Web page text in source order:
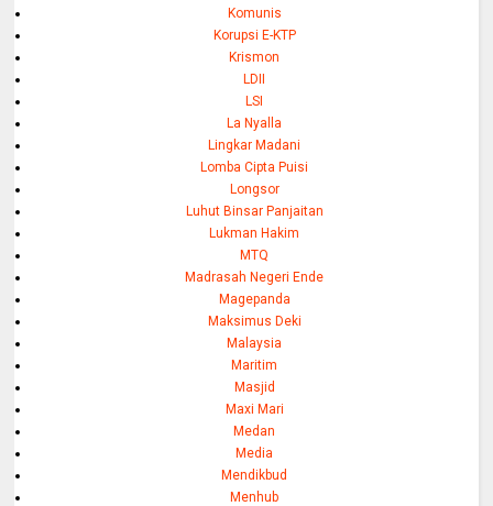
Komunis
Korupsi E-KTP
Krismon
LDII
LSI
La Nyalla
Lingkar Madani
Lomba Cipta Puisi
Longsor
Luhut Binsar Panjaitan
Lukman Hakim
MTQ
Madrasah Negeri Ende
Magepanda
Maksimus Deki
Malaysia
Maritim
Masjid
Maxi Mari
Medan
Media
Mendikbud
Menhub